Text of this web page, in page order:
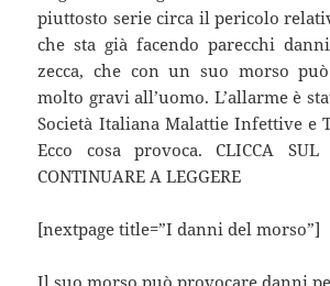
piuttosto serie circa il pericolo
che sta già facendo parecchi
zecca, che con un suo morso
molto gravi all’uomo. L’allarme è
Società Italiana Malattie Infettive e
Ecco cosa provoca. CLICCA SUL
CONTINUARE A LEGGERE
[nextpage title=”I danni del morso”]